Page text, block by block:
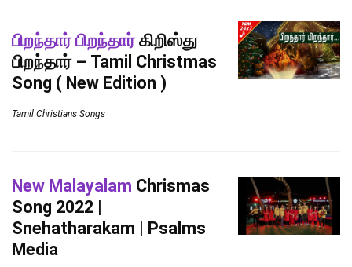
பிறந்தார் பிறந்தார்கிறிஸ்து
பிறந்தார் – Tamil Christmas
Song ( New Edition )
Tamil Christians Songs
New Malayalam Chrismas
Song 2022 |
Snehatharakam | Psalms
Media